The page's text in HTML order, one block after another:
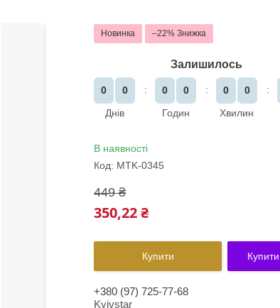
Новинка –22%
Залишилось
0
0
Днів
0
0
Годин
0
0
Хвилин
В наявності
Код: MTK-0345
449 ₴
350,22 ₴
Купити
+380 (97) 725-77-68
Kyivstar